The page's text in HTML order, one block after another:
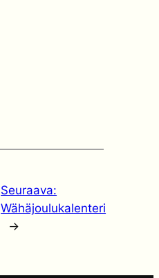
Seuraava:
Wähäjoulukalenteri
→